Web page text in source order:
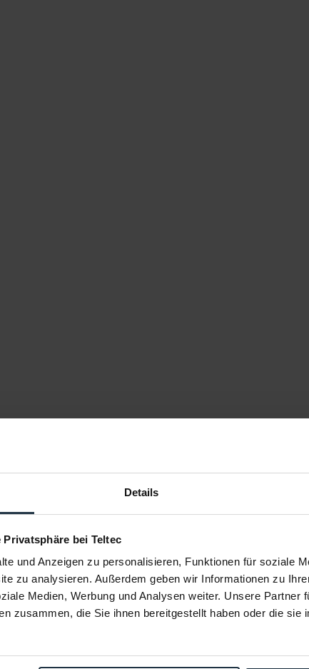
Details
bei Teltec
und Anzeigen zu personalisieren, Funktionen für soziale
zu analysieren. Außerdem geben wir Informationen zu
Medien, Werbung und Analysen weiter. Unsere Partner
zusammen, die Sie ihnen bereitgestellt haben oder die sie